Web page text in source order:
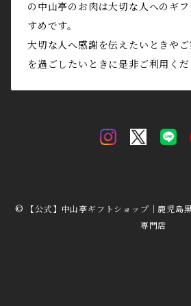
の中山亭のお肉は大切な人へのギ
すめです。
大切な人へ感謝を伝えたいときや
を過ごしたいときに是非ご利用くだ
© 【公式】中山亭ギフトショップ｜鹿児島
専門店